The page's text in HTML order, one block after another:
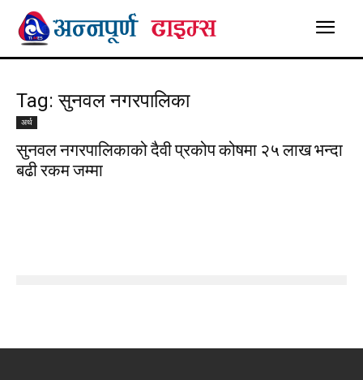
Tag: सुनवल नगरपालिका
अर्थ
सुनवल नगरपालिकाको दैवी प्रकोप कोषमा २५ लाख भन्दा
बढी रकम जम्मा